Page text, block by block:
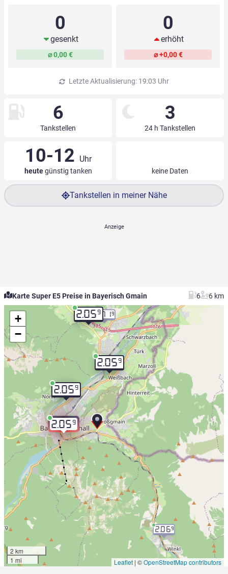
0
gesenkt
⌀ 0,00 €
0
erhöht
⌀ +0,00 €
Letzte Aktualisierung: 19:03 Uhr
6
Tankstellen
3
24 h Tankstellen
10-12 Uhr
heutegünstig tanken keine Daten
Tankstellen in meiner Nähe
Karte Super E5 Preise in Bayerisch Gmain 6 6 km
2.059
2.05 9
2.059
2.059
2.719
2.069
+
−
2 km
1 mi
Leaflet | ©OpenStreetMap contributors